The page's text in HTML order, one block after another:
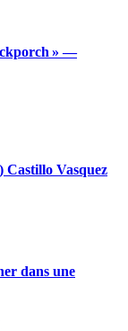
» —
Castillo Vasquez
dans une